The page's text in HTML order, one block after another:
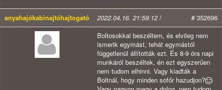
anyahajókabinajtóhajtogató 2022.04.16. 21:59:12/
# 352696
Boltosokkal beszéltem, és elvileg nem
ismerik egymást, tehát egymástól
függetlenül állították ezt. És 8-9 óra napi
munkáról beszéltek, én ezt egyszerűen
nem tudom elhinni. Vagy kiadták a
Boltnál, hogy minden sofőr hazudjon?